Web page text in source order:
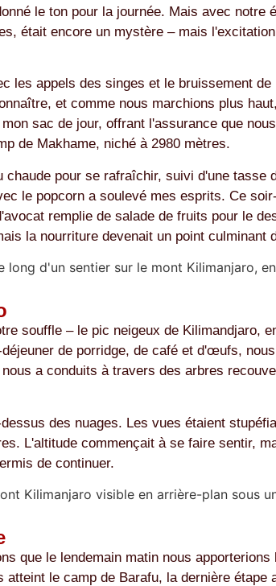
le ton pour la journée. Mais avec notre
était encore un mystère – mais
appels des singes et le bruissement
et comme nous marchions plus
sac de jour, offrant l'assurance que
de Makhame, niché à 2980 mètres.
pour se rafraîchir, suivi d'une tasse
le popcorn a soulevé mes esprits. Ce
remplie de salade de fruits pour le
la nourriture devenait un point culminant
souffle – le pic neigeux de Kilimandjaro,
de porridge, de café et d'œufs,
a conduits à travers des arbres
des nuages. Les vues étaient
L'altitude commençait à se faire sentir,
de continuer.
que le lendemain matin nous
le camp de Barafu, la dernière étape